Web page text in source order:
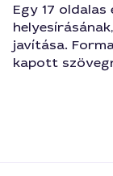
Egy 17
javítása.
kapott